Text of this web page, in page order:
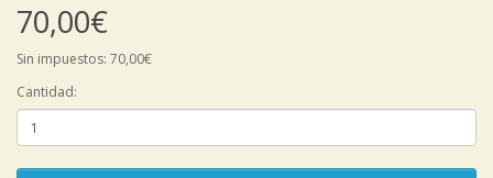
70,00€
Sin impuestos: 70,00€
Cantidad: